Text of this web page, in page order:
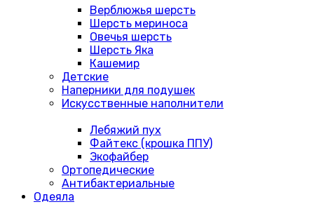
Верблюжья шерсть
Шерсть мериноса
Овечья шерсть
Шерсть Яка
Кашемир
Детские
Наперники для подушек
Искусственные наполнители
Лебяжий пух
Файтекс (крошка ППУ)
Экофайбер
Ортопедические
Антибактериальные
Одеяла